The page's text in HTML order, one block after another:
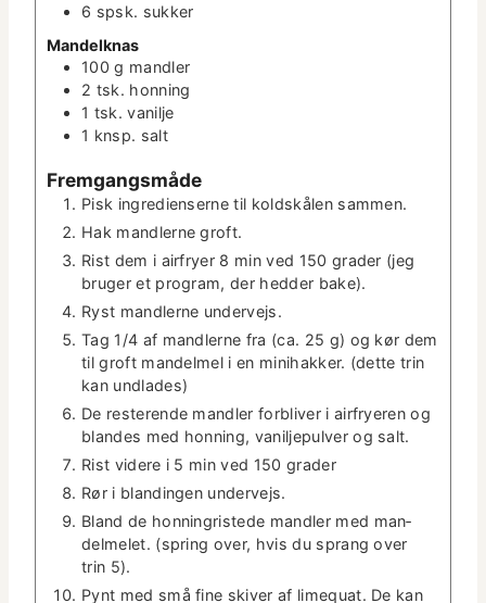
6 spsk. sukker
Man­delk­nas
100 g man­dler
2 tsk. hon­ning
1 tsk. vanil­je
1 knsp. salt
Frem­gangsmåde
Pisk ingre­di­enserne til kold­skålen sammen.
Hak man­dlerne groft.
Rist dem i air­fry­er 8 min ved 150 grad­er (jeg
bruger et pro­gram, der hed­der bake).
Ryst man­dlerne undervejs.
Tag 1/4 af man­dlerne fra (ca. 25 g) og kør dem
til groft man­delmel i en mini­hakker. (dette trin
kan undlades)
De resterende man­dler for­bliv­er i air­fry­eren og
blandes med hon­ning, vanil­jepul­ver og salt.
Rist videre i 5 min ved 150 grader
Rør i blandin­gen undervejs.
Bland de hon­ningrist­ede man­dler med man­
delmelet. (spring over, hvis du sprang over
trin 5).
Pynt med små fine skiv­er af lime­quat. De kan